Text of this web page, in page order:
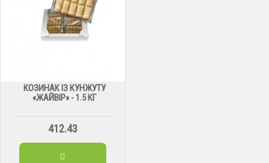
КОЗИНАК ІЗ КУНЖУТУ
«ЖАЙВІР» - 1.5 КГ
412.43